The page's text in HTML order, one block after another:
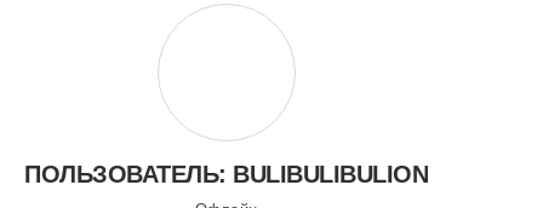
ПОЛЬЗОВАТЕЛЬ: BULIBULIBULION